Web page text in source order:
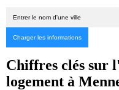
Chiffres clés sur
logement à